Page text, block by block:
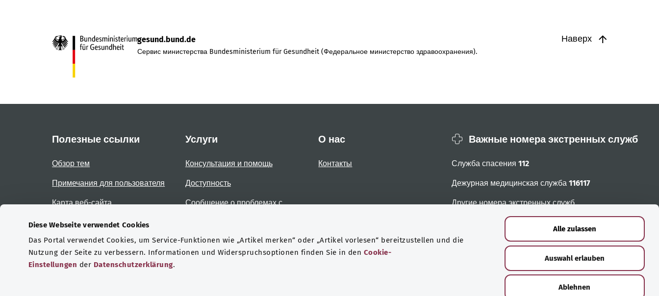
Diese Webseite verwendet Cookies
Das Portal verwendet Cookies, um Service-Funktionen wie „Artikel merken“ oder „Artikel vorlesen“ bereitzustellen und die
Nutzung der Seite zu verbessern. Informationen und Widerspruchsoptionen finden Sie in den Cookie-
Einstellungen der Datenschutzerklärung.
Alle zulassen
Auswahl erlauben
Ablehnen
Наверх
gesund.bund.de
Сервис министерства Bundesministerium für Gesundheit (Федеральное министерство здравоохранения).
Полезные ссылки
Обзор тем
Примечания для пользователя
Карта веб-сайта
Услуги
Консультация и помощь
Доступность
Сообщение о проблемах с
О нас
Контакты
Важные номера экстренных служб
Служба спасения 112
Дежурная медицинская служба 116117
Другие номера экстренных служб
Сертификаты